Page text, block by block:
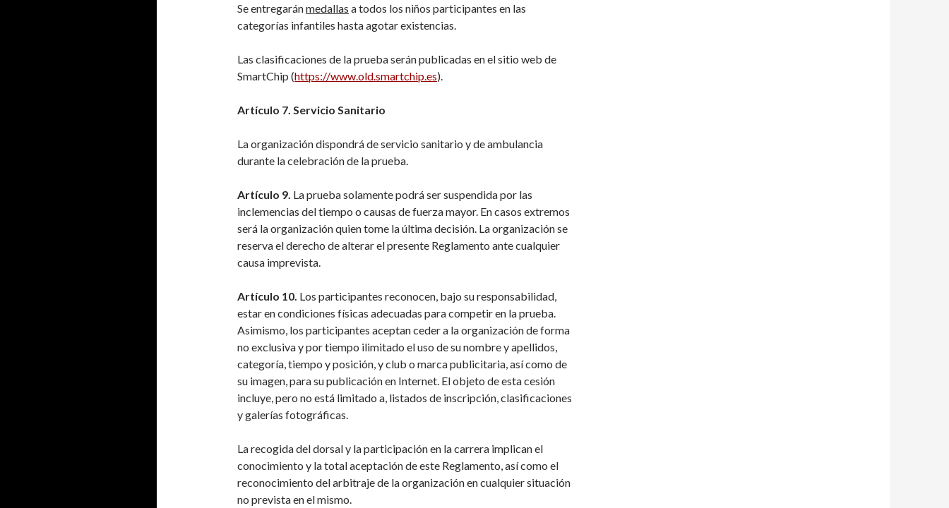
Se entregaránmedallas a todos los niños participantes en las
categorías infantiles hasta agotar existencias.
Las clasificaciones de la prueba serán publicadas en el sitio web de
SmartChip (https://www.old.smartchip.es).
Artículo 7. Servicio Sanitario
La organización dispondrá de servicio sanitario y de ambulancia
durante la celebración de la prueba.
Artículo 9. La prueba solamente podrá ser suspendida por las
inclemencias del tiempo o causas de fuerza mayor. En casos extremos
será la organización quien tome la última decisión. La organización se
reserva el derecho de alterar el presente Reglamento ante cualquier
causa imprevista.
Artículo 10. Los participantes reconocen, bajo su responsabilidad,
estar en condiciones físicas adecuadas para competir en la prueba.
Asimismo, los participantes aceptan ceder a la organización de forma
no exclusiva y por tiempo ilimitado el uso de su nombre y apellidos,
categoría, tiempo y posición, y club o marca publicitaria, así como de
su imagen, para su publicación en Internet. El objeto de esta cesión
incluye, pero no está limitado a, listados de inscripción, clasificaciones
y galerías fotográficas.
La recogida del dorsal y la participación en la carrera implican el
conocimiento y la total aceptación de este Reglamento, así como el
reconocimiento del arbitraje de la organización en cualquier situación
no prevista en el mismo.